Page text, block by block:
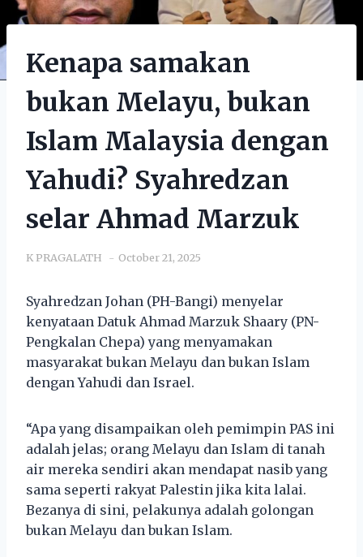
Kenapa samakan
bukan Melayu, bukan
Islam Malaysia dengan
Yahudi? Syahredzan
selar Ahmad Marzuk
K PRAGALATH October 21, 2025
Syahredzan Johan (PH-Bangi) menyelar
kenyataan Datuk Ahmad Marzuk Shaary (PN-
Pengkalan Chepa) yang menyamakan
masyarakat bukan Melayu dan bukan Islam
dengan Yahudi dan Israel.
“Apa yang disampaikan oleh pemimpin PAS ini
adalah jelas; orang Melayu dan Islam di tanah
air mereka sendiri akan mendapat nasib yang
sama seperti rakyat Palestin jika kita lalai.
Bezanya di sini, pelakunya adalah golongan
bukan Melayu dan bukan Islam.